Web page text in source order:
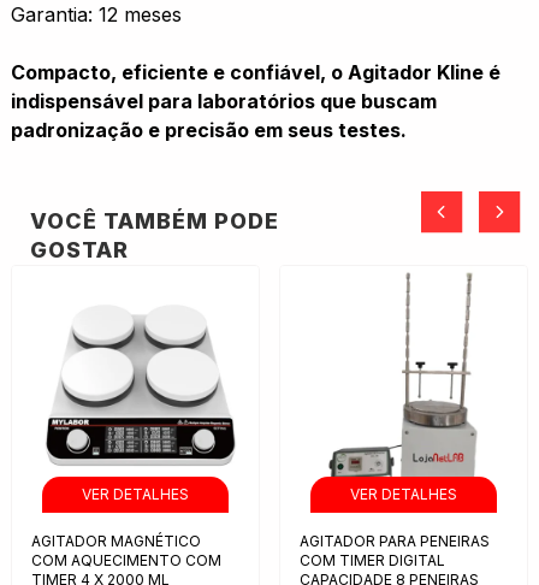
Garantia: 12 meses
Compacto, eficiente e confiável, o Agitador Kline é
indispensável para laboratórios que buscam
padronização e precisão em seus testes.
VOCÊ TAMBÉM PODE
GOSTAR
AGITADOR MAGNÉTICO
COM AQUECIMENTO COM
TIMER 4 X 2000 ML
AGITADOR PARA PENEIRAS
COM TIMER DIGITAL
CAPACIDADE 8 PENEIRAS